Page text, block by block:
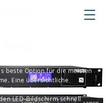
beste Option für die meisten
Eine übersichtliche
und simple management
LED-Bildschirm schnell